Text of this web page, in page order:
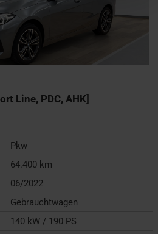
Line, PDC, AHK]
Pkw
64.400 km
06/2022
Gebrauchtwagen
140 kW / 190 PS